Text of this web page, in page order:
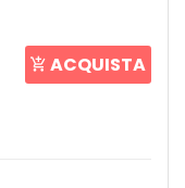
ACQUISTA